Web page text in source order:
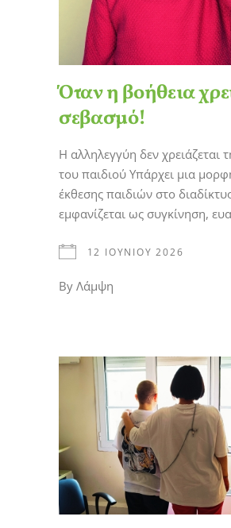
Όταν η βοήθεια
σεβασμό!
Η αλληλεγγύη δεν χρειάζεται
του παιδιού Υπάρχει μια
έκθεσης παιδιών στο
εμφανίζεται ως συγκίνηση,
12 ΙΟΥΝΊΟΥ 2026
By Λάμψη